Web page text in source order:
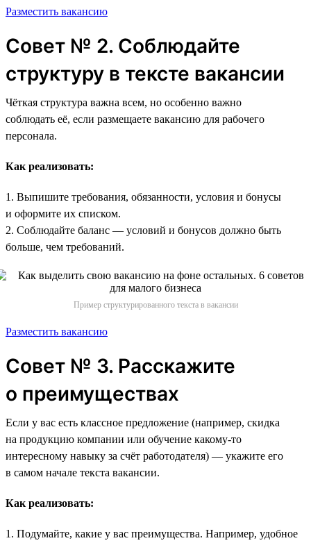
Разместить вакансию
Совет № 2. Соблюдайте
структуру в тексте вакансии
Чёткая структура важна всем, но особенно важно
соблюдать её, если размещаете вакансию для рабочего
персонала.
Как реализовать:
1. Выпишите требования, обязанности, условия и бонусы
и оформите их списком.
2. Соблюдайте баланс — условий и бонусов должно быть
больше, чем требований.
Пример структурированного текста в вакансии
Разместить вакансию
Совет № 3. Расскажите
о преимуществах
Если у вас есть классное предложение (например, скидка
на продукцию компании или обучение какому-то
интересному навыку за счёт работодателя) — укажите его
в самом начале текста вакансии.
Как реализовать:
1. Подумайте, какие у вас преимущества. Например, удобное